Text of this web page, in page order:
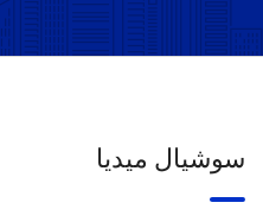
سوشيال ميديا